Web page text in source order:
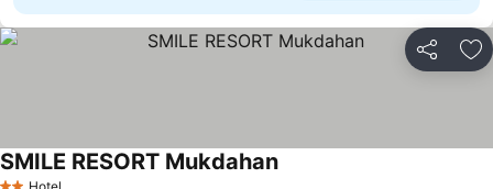
Delen
Hotel
SMILE RESORT Mukdahan